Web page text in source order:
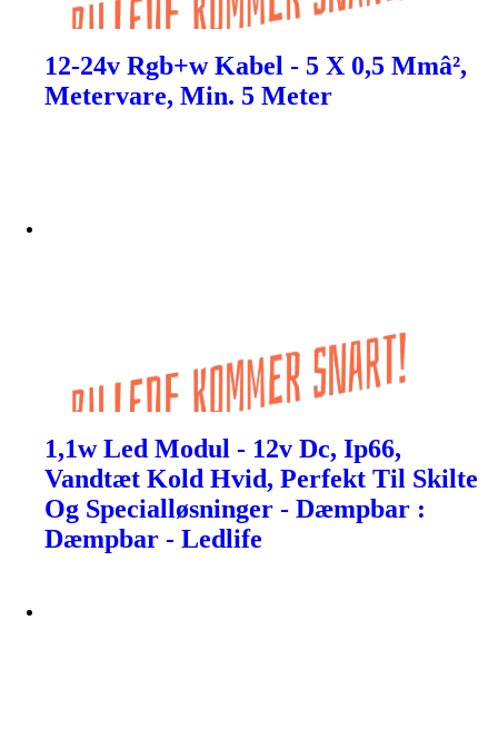
12-24v Rgb+w Kabel - 5 X 0,5 Mmâ²,
Metervare, Min. 5 Meter
1,1w Led Modul - 12v Dc, Ip66,
Vandtæt Kold Hvid, Perfekt Til Skilte
Og Specialløsninger - Dæmpbar :
Dæmpbar - Ledlife